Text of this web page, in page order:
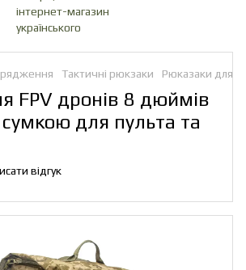
Тактичні рюкзаки Рюказаки для
FPV дронів 8 дюймів
для пульта та
відгук